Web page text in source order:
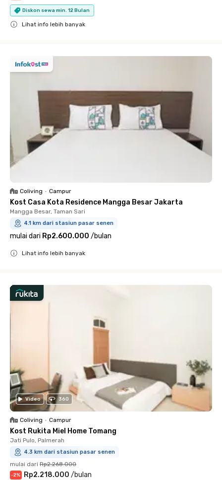
Diskon sewa min. 12 Bulan
Lihat info lebih banyak
Coliving • Campur
Kost Casa Kota Residence Mangga Besar Jakarta
Mangga Besar, Taman Sari
4.1 km dari stasiun pasar senen
mulai dari Rp2.600.000 /bulan
Lihat info lebih banyak
Video 360
Coliving • Campur
Kost Rukita Miel Home Tomang
Jati Pulo, Palmerah
4.3 km dari stasiun pasar senen
mulai dari Rp2.268.000
-2% Rp2.218.000 /bulan